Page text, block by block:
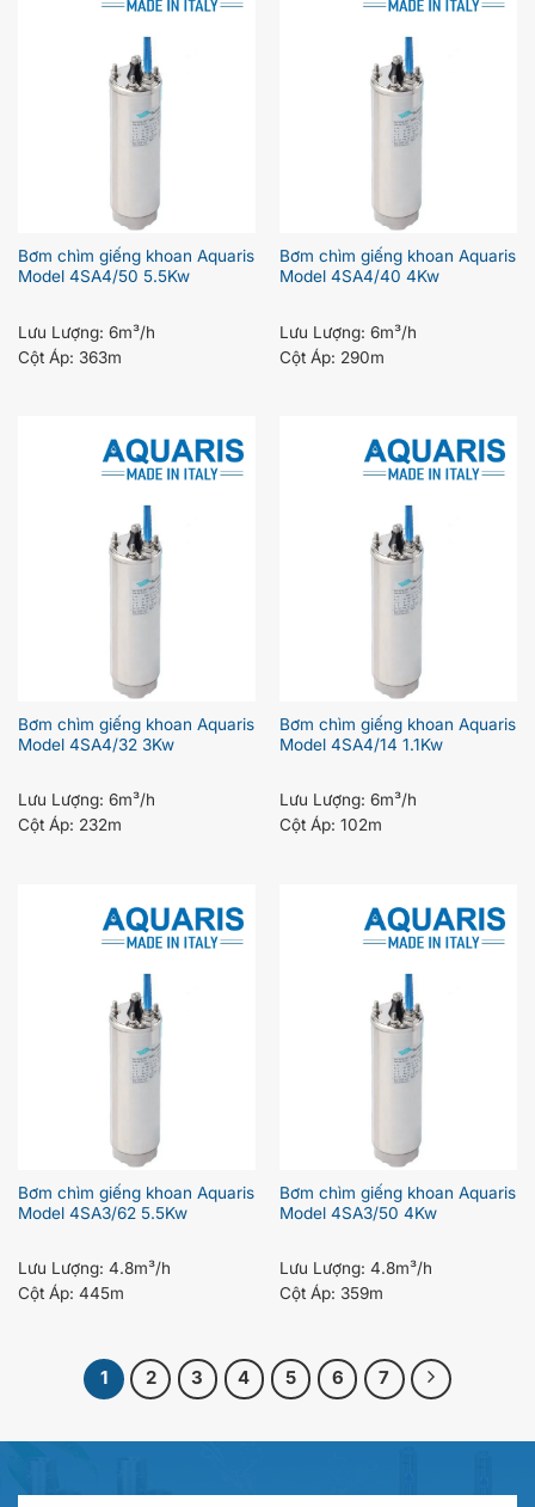
Bơm chìm giếng khoan Aquaris
Model 4SA4/50 5.5Kw
Lưu Lượng: 6m³/h
Cột Áp: 363m
Bơm chìm giếng khoan Aquaris
Model 4SA4/40 4Kw
Lưu Lượng: 6m³/h
Cột Áp: 290m
Bơm chìm giếng khoan Aquaris
Model 4SA4/32 3Kw
Lưu Lượng: 6m³/h
Cột Áp: 232m
Bơm chìm giếng khoan Aquaris
Model 4SA4/14 1.1Kw
Lưu Lượng: 6m³/h
Cột Áp: 102m
Bơm chìm giếng khoan Aquaris
Model 4SA3/62 5.5Kw
Lưu Lượng: 4.8m³/h
Cột Áp: 445m
Bơm chìm giếng khoan Aquaris
Model 4SA3/50 4Kw
Lưu Lượng: 4.8m³/h
Cột Áp: 359m
1 2 3 4 5 6 7